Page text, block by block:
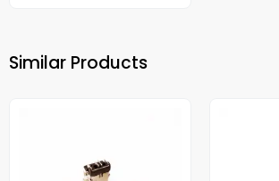
Similar Products